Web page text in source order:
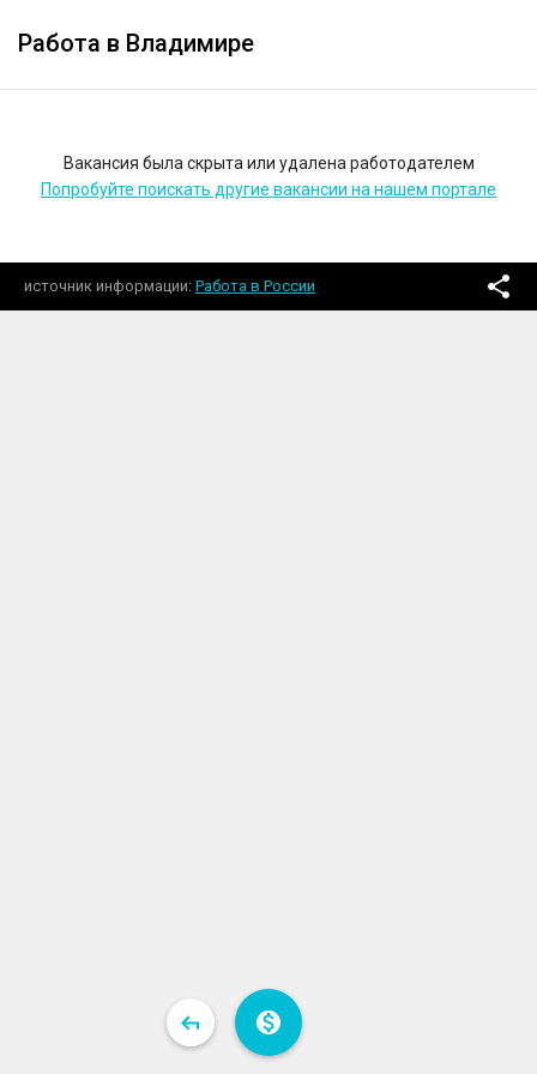
Работа в Владимире
Вакансия была скрыта или удалена работодателем
Попробуйте поискать другие вакансии на нашем портале
источник информации Работа в России